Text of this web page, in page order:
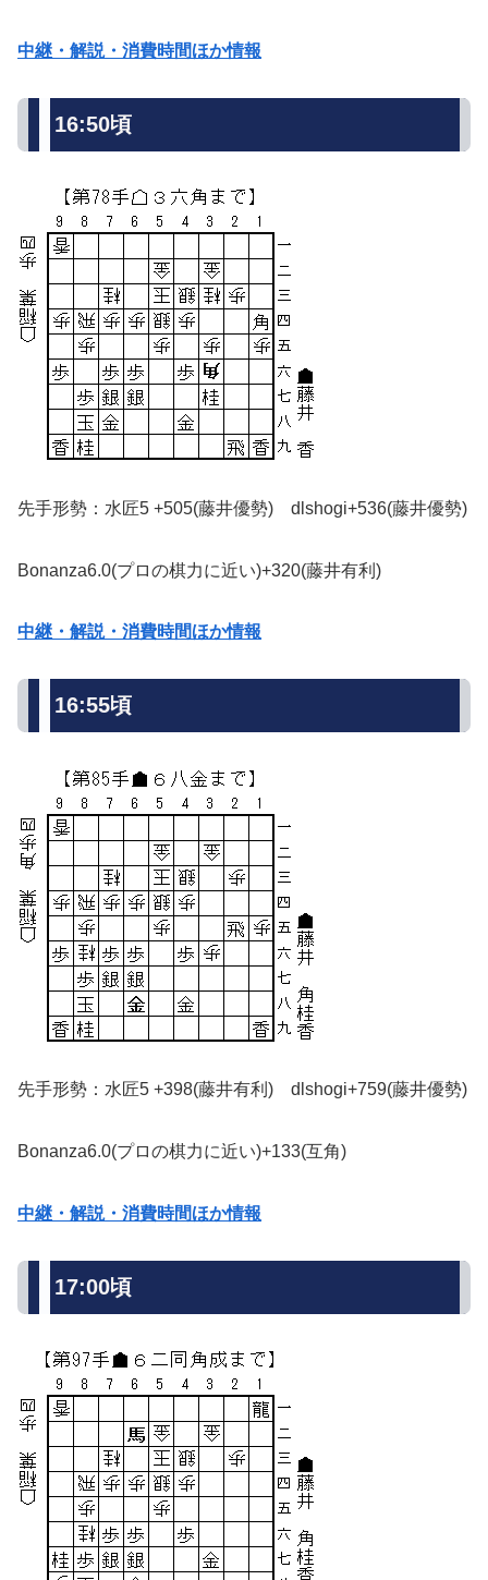
中継・解説・消費時間ほか情報
16:50頃
先手形勢：水匠5 +505(藤井優勢) dlshogi+536(藤井優勢)
Bonanza6.0(プロの棋力に近い)+320(藤井有利)
中継・解説・消費時間ほか情報
16:55頃
先手形勢：水匠5 +398(藤井有利) dlshogi+759(藤井優勢)
Bonanza6.0(プロの棋力に近い)+133(互角)
中継・解説・消費時間ほか情報
17:00頃